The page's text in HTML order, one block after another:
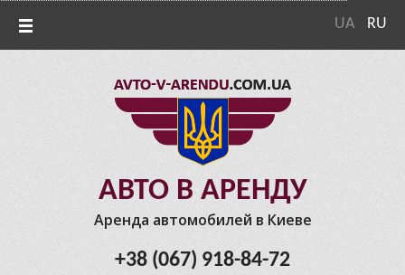
UA RU
АВТО В АРЕНДУ
Аренда автомобилей в Киеве
+38 (067) 918-84-72